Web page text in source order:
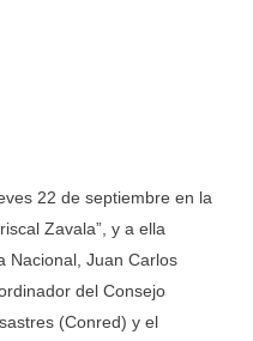
22 de septiembre en la
Zavala”, y a ella
Nacional, Juan Carlos
del Consejo
(Conred) y el